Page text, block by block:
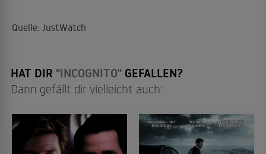
Quelle: JustWatch
HAT DIR "INCOGNITO" GEFALLEN?
Dann gefällt dir vielleicht auch: